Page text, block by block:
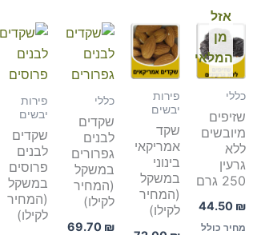
אזל
מן
המלאי
כללי
שזיפים
מיובשים
ללא
גרעין
250 גרם
44.50 ₪
מחיר כולל
פירות
יבשים
שקד
אמריקאי
בינוני
במשקל
(המחיר
לקילו)
כללי
שקדים
לבנים
גפרורים
במשקל
(המחיר
לקילו)
69.70 ₪
פירות
יבשים
שקדים
לבנים
פרוסים
במשקל
(המחיר
לקילו)